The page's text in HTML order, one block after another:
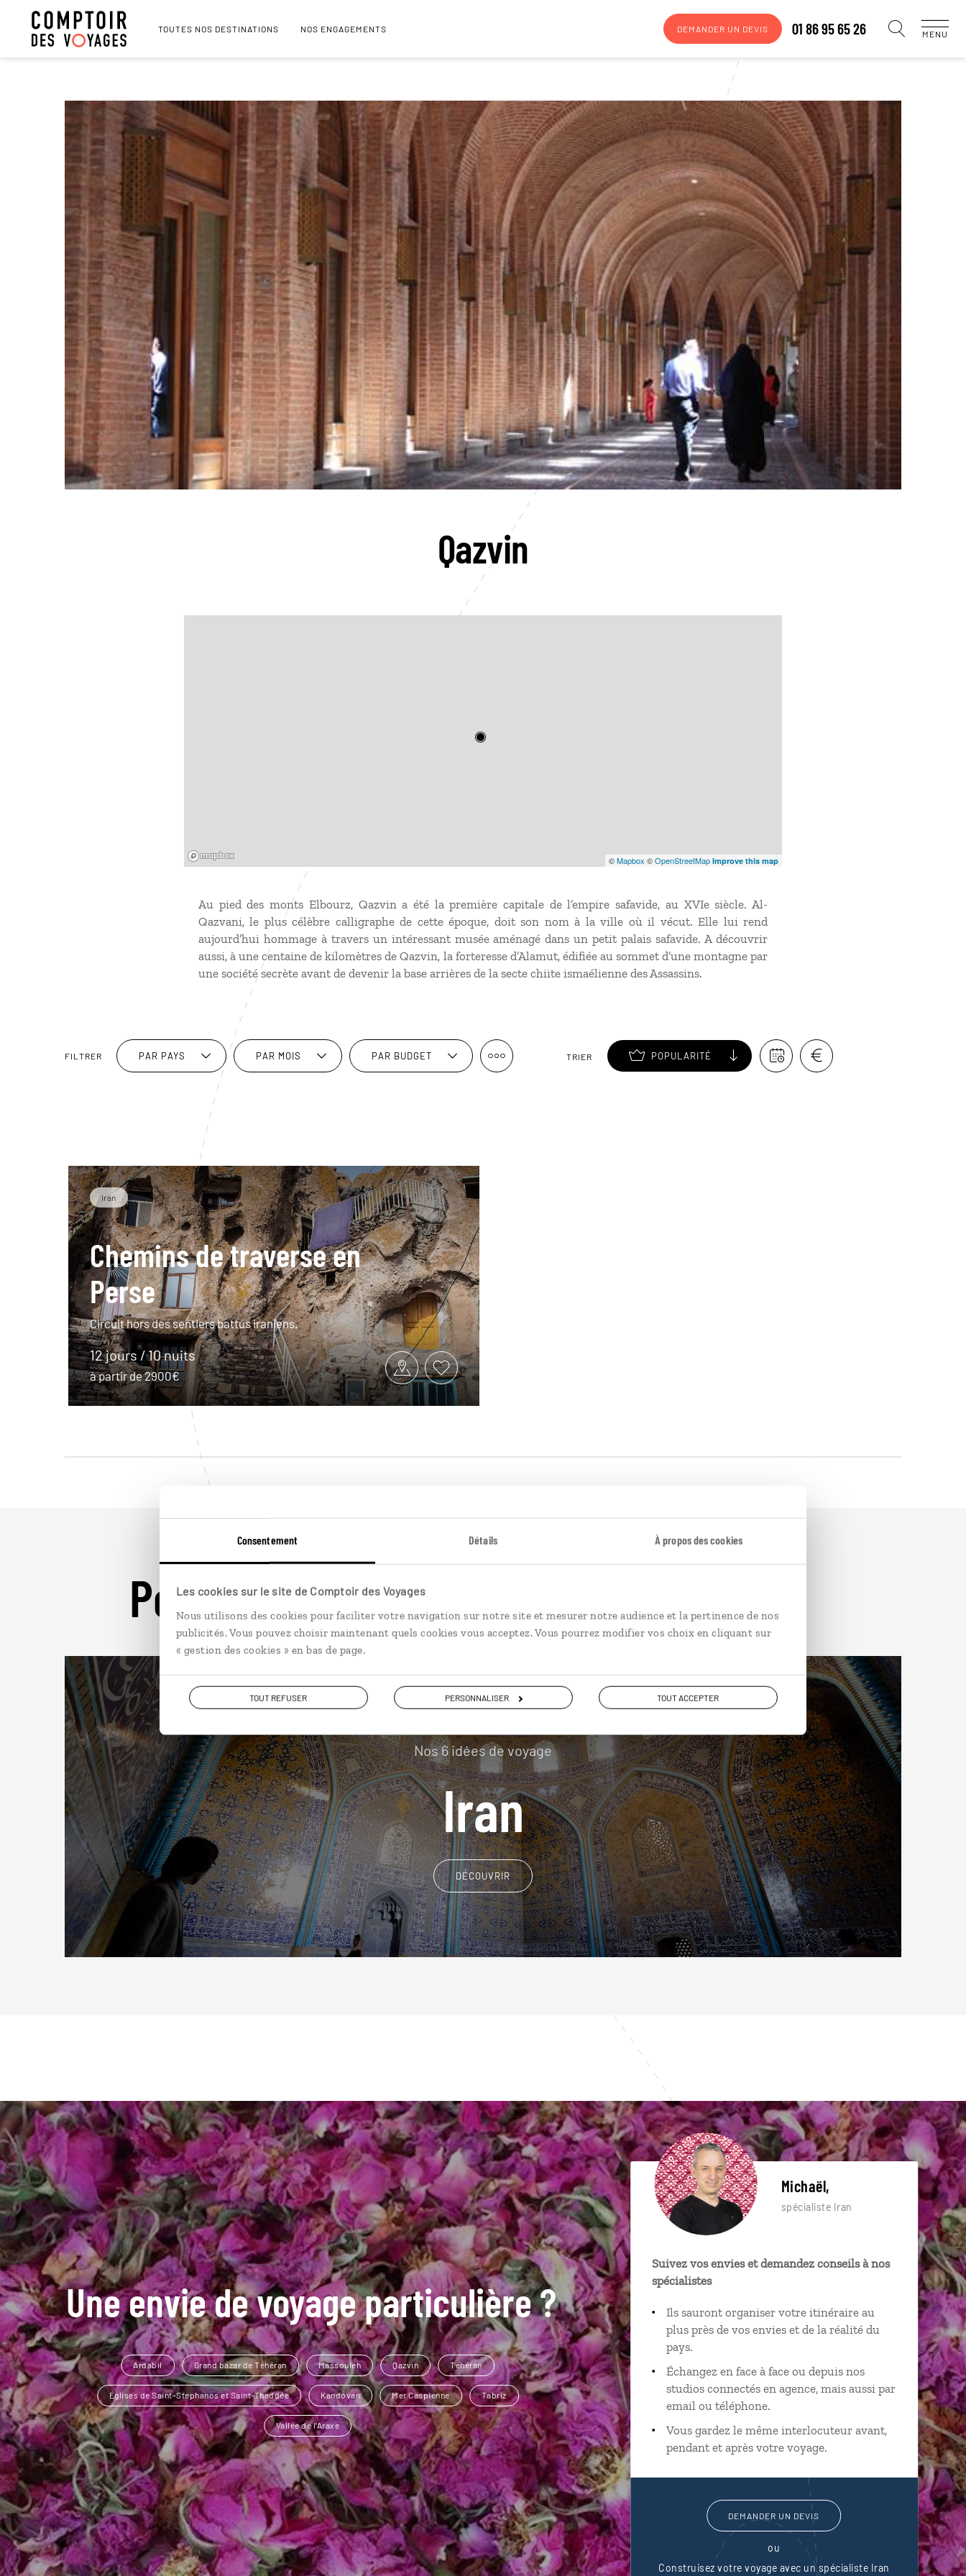
Consentement Détails À propos des cookies
Les cookies sur le site de Comptoir des Voyages
Nous utilisons des cookies pour faciliter votre navigation sur notre site et mesurer notre audience et la pertinence de nos
publicités. Vous pouvez choisir maintenant quels cookies vous acceptez. Vous pourrez modifier vos choix en cliquant sur
« gestion des cookies » en bas de page.
TOUT REFUSER PERSONNALISER TOUT ACCEPTER
TOUTES NOS DESTINATIONS NOS ENGAGEMENTS DEMANDER UN DEVIS 01 86 95 65 26 MENU
Qazvin
©Mapbox ©OpenStreetMap Improve this map
Au pied des monts Elbourz, Qazvin a été la première capitale de l’empire safavide, au XVIe siècle. Al-
Qazvani, le plus célèbre calligraphe de cette époque, doit son nom à la ville où il vécut. Elle lui rend
aujourd’hui hommage à travers un intéressant musée aménagé dans un petit palais safavide. A découvrir
aussi, à une centaine de kilomètres de Qazvin, la forteresse d’Alamut, édifiée au sommet d’une montagne par
une société secrète avant de devenir la base arrières de la secte chiite ismaélienne des Assassins.
FILTRER PAR PAYS PAR MOIS PAR BUDGET TRIER POPULARITÉ
Iran
Chemins de traverse en
Perse
Circuit hors des sentiers battus iraniens.
12 jours / 10 nuits
à partir de 2900€
Pour aller plus loin
Nos 6 idées de voyage
Iran
DÉCOUVRIR
Une envie de voyage particulière ?
Ardabil Grand bazar de Téhéran Massouleh Qazvin Téhéran
Églises de Saint-Stephanos et Saint-Thaddée Kandovan Mer Caspienne Tabriz
Vallée de l’Araxe
Michaël,
spécialiste Iran
Suivez vos envies et demandez conseils à nos
spécialistes
Ils sauront organiser votre itinéraire au
plus près de vos envies et de la réalité du
pays.
Échangez en face à face ou depuis nos
studios connectés en agence, mais aussi par
email ou téléphone.
Vous gardez le même interlocuteur avant,
pendant et après votre voyage.
DEMANDER UN DEVIS
ou
Construisez votre voyage avec un spécialiste Iran